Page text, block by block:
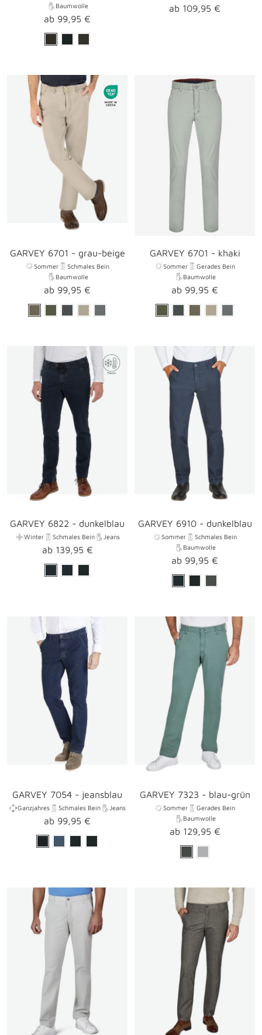
Baumwolle
Angebotspreis
ab 99,95 €
Angebotspreis
ab 109,95 €
GARVEY 6701 - grau-beige
Sommer
Schmales Bein
Baumwolle
Angebotspreis
ab 99,95 €
GARVEY 6701 - khaki
Sommer
Gerades Bein
Baumwolle
Angebotspreis
ab 99,95 €
GARVEY 6822 - dunkelblau
Winter Schmales Bein Jeans
Angebotspreis
ab 139,95 €
GARVEY 6910 - dunkelblau
Sommer
Schmales Bein
Baumwolle
Angebotspreis
ab 99,95 €
GARVEY 7054 - jeansblau
Ganzjahres Schmales Bein Jeans
Angebotspreis
ab 99,95 €
GARVEY 7323 - blau-grün
Sommer
Gerades Bein
Baumwolle
Angebotspreis
ab 129,95 €